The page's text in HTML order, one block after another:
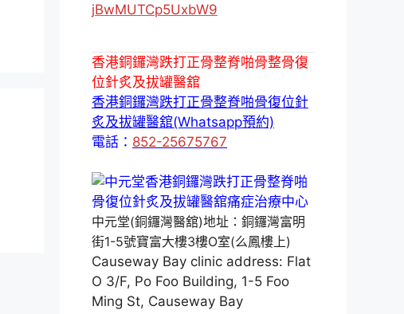
jBwMUTCp5UxbW9
香港銅鑼灣跌打正骨整脊啪骨整骨復
位針炙及拔罐醫舘
香港銅鑼灣跌打正骨整脊啪骨復位針
炙及拔罐醫舘(Whatsapp預約)
電話： 852-25675767
中元堂(銅鑼灣醫舘)地址：銅鑼灣富明
街1-5號寶富大樓3樓O室(么鳳樓上)
Causeway Bay clinic address: Flat
O 3/F, Po Foo Building, 1-5 Foo
Ming St, Causeway Bay